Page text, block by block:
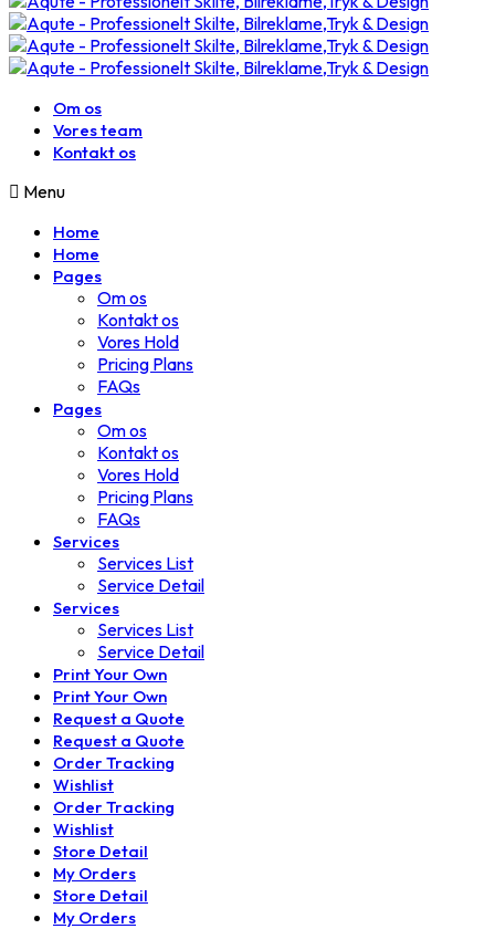
Om os
Vores team
Kontakt os
Menu
Home
Home
Pages
Om os
Kontakt os
Vores Hold
Pricing Plans
FAQs
Pages
Om os
Kontakt os
Vores Hold
Pricing Plans
FAQs
Services
Services List
Service Detail
Services
Services List
Service Detail
Print Your Own
Print Your Own
Request a Quote
Request a Quote
Order Tracking
Wishlist
Order Tracking
Wishlist
Store Detail
My Orders
Store Detail
My Orders